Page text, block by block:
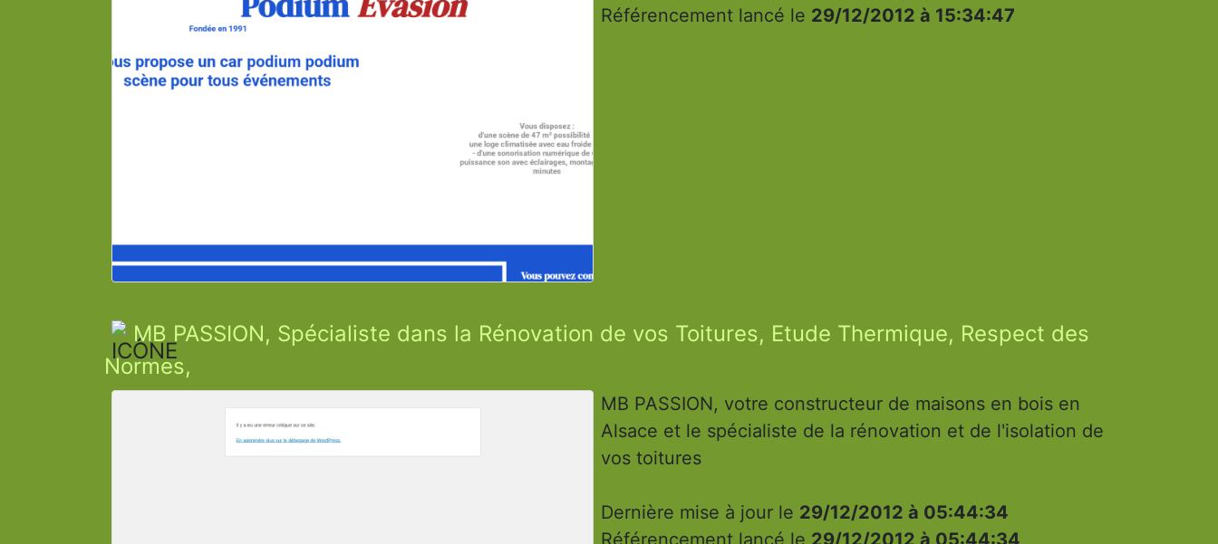
Référencement lancé le 29/12/2012 à 15:34:47
MB PASSION, Spécialiste dans la Rénovation de vos Toitures, Etude Thermique, Respect des
Normes,
MB PASSION, votre constructeur de maisons en bois en
Alsace et le spécialiste de la rénovation et de l'isolation de
vos toitures
Dernière mise à jour le 29/12/2012 à 05:44:34
Référencement lancé le 29/12/2012 à 05:44:34